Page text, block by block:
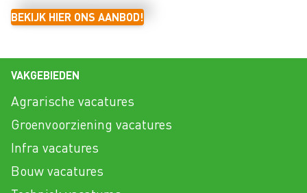
BEKIJK HIER ONS AANBOD!
VAKGEBIEDEN
Agrarische vacatures
Groenvoorziening vacatures
Infra vacatures
Bouw vacatures